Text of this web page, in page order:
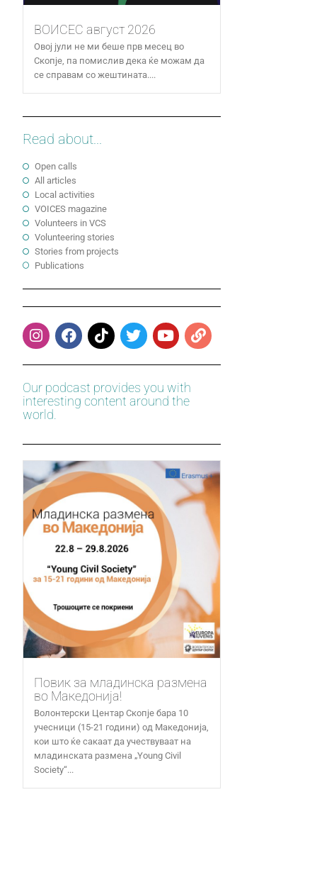
ВОИСЕС август 2026
Овој јули не ми беше прв месец во
Скопје, па помислив дека ќе можам да
се справам со жештината....
Read about...
Open calls
All articles
Local activities
VOICES magazine
Volunteers in VCS
Volunteering stories
Stories from projects
Publications
Our podcast provides you with
interesting content around the
world.
Повик за младинска размена
во Македонија!
Волонтерски Центар Скопје бара 10
учесници (15-21 години) од Македонија,
кои што ќе сакаат да учествуваат на
младинската размена „Young Civil
Society“...